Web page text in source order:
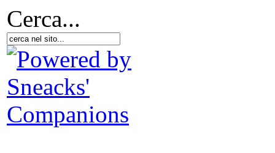
Cerca...